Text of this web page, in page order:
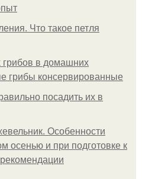
Что такое петля
грибов в домашних
грибы консервированные
посадить их в
Особенности
осенью и при подготовке к